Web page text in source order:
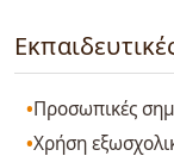
Προσωπικές
Χρήση